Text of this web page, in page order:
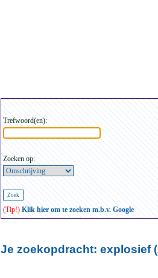
Trefwoord(en):
Zoeken op:
(Tip!) Klik hier om te zoeken m.b.v. Google
Je zoekopdracht: explosief